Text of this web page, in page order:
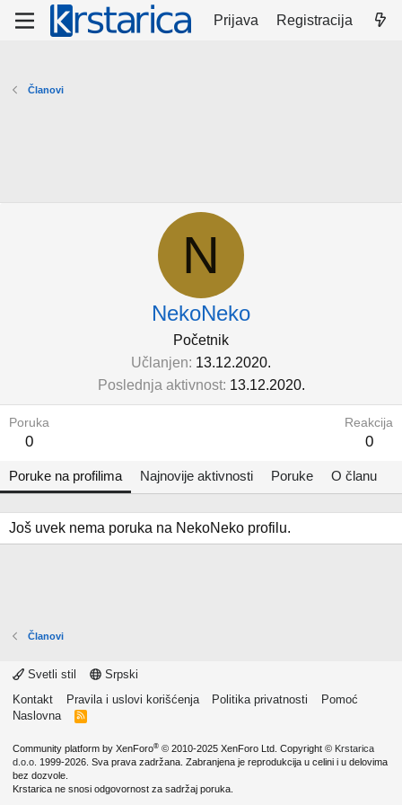
Prijava Registracija
Članovi
N
NekoNeko
Početnik
Učlanjen 13.12.2020.
Poslednja aktivnost 13.12.2020.
Poruka
0
Reakcija
0
Poruke na profilima Najnovije aktivnosti Poruke O članu
Još uvek nema poruka na NekoNeko profilu.
Članovi
Svetli stil
Srpski
Kontakt
Pravila i uslovi korišćenja Politika privatnosti
Pomoć
Naslovna
R
Community platform by XenForo® © 2010-2025 XenForo Ltd. Copyright © Krstarica
d.o.o. 1999-2026. Sva prava zadržana. Zabranjena je reprodukcija u celini i u delovima
bez dozvole.
Krstarica ne snosi odgovornost za sadržaj poruka.